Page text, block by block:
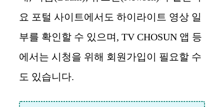
요 포털 사이트에서도 하이라이트 영상 일
부를 확인할 수 있으며, TV CHOSUN 앱 등
에서는 시청을 위해 회원가입이 필요할 수
도 있습니다.